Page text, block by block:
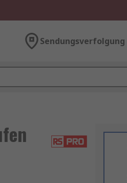
Sendungsverfolgung